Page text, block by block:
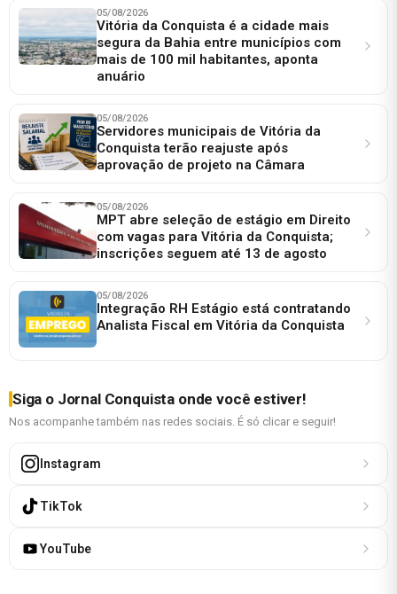
05/08/2026
Vitória da Conquista é a cidade mais
segura da Bahia entre municípios com
mais de 100 mil habitantes, aponta
anuário
05/08/2026
Servidores municipais de Vitória da
Conquista terão reajuste após
aprovação de projeto na Câmara
05/08/2026
MPT abre seleção de estágio em Direito
com vagas para Vitória da Conquista;
inscrições seguem até 13 de agosto
05/08/2026
Integração RH Estágio está contratando
Analista Fiscal em Vitória da Conquista
Siga o Jornal Conquista onde você estiver!
Nos acompanhe também nas redes sociais. É só clicar e seguir!
Instagram
TikTok
YouTube